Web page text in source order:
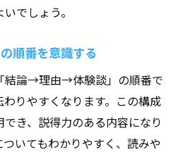
でしょう。
順番を意識する
結論→理由→体験談」の順番で
りやすくなります。この構成
き、説得力のある内容になり
いてもわかりやすく、読みや